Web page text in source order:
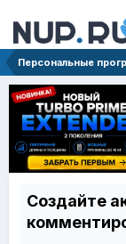
Персональные
Создайте